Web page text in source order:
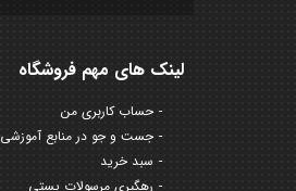
لینک های مهم فروشگاه
حساب کاربری من
جست و جو در منابع آموزشی
سبد خرید
رهگیری مرسولات پستی